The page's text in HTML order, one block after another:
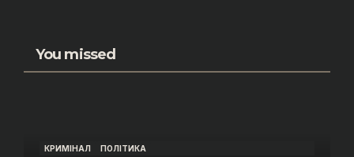
You missed
КРИМІНАЛ ПОЛІТИКА